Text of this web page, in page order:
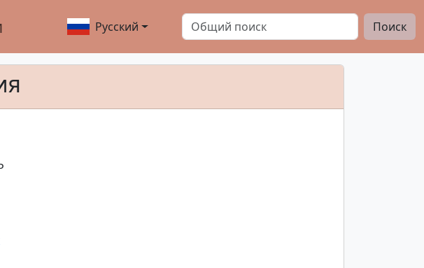
Русский Поиск